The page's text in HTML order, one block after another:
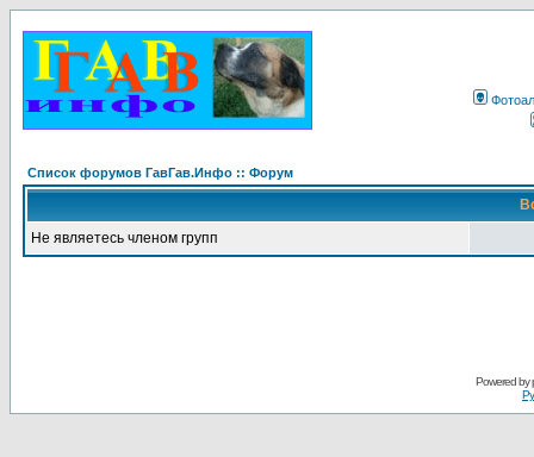
Список форумов ГавГав.Инфо :: Форум
Не являетесь членом групп
Powered by